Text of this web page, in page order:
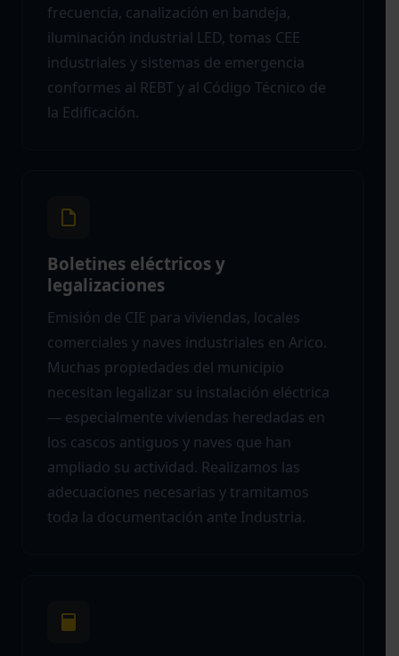
frecuencia, canalización en bandeja,
iluminación industrial LED, tomas CEE
industriales y sistemas de emergencia
conformes al REBT y al Código Técnico de
la Edificación.
Boletines eléctricos y
legalizaciones
Emisión de CIE para viviendas, locales
comerciales y naves industriales en Arico.
Muchas propiedades del municipio
necesitan legalizar su instalación eléctrica
— especialmente viviendas heredadas en
los cascos antiguos y naves que han
ampliado su actividad. Realizamos las
adecuaciones necesarias y tramitamos
toda la documentación ante Industria.